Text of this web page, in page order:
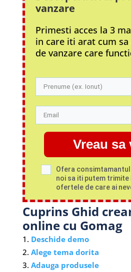
vanzare
Primesti acces la 3
in care iti arat cum
de vanzare care
Vreau sa
Ofera
noi sa iti putem
ofertele de care ai
Cuprins Ghid
online cu Gomag
Deschide demo
Alege tema dorita
Adauga produsele